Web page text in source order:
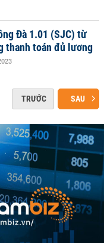
Đà 1.01 (SJC) từ
thanh toán đủ lương
TRƯỚC SAU